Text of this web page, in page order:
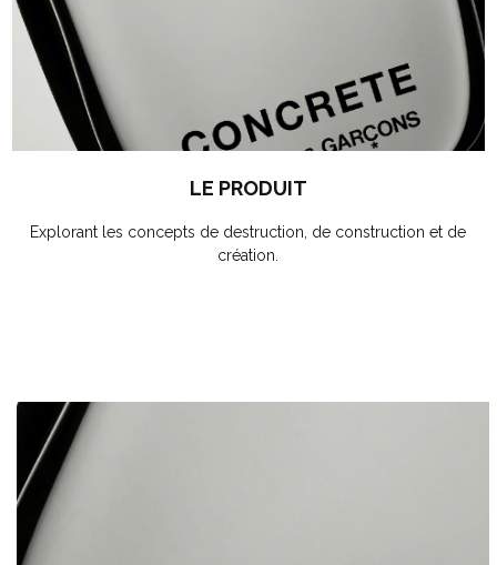
LE PRODUIT
Explorant les concepts de destruction, de construction et de
création.